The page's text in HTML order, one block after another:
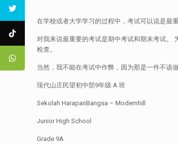
在学校或者大学学习的过程中，考试可以说是最
对我来说最重要的考试是期中考试和期末考试。
检查。
当然，我不能在考试中作弊，因为那是一件不该
现代山庄民望初中部9年级 A 班
Sekolah HarapanBangsa – Modernhill
Junior High School
Grade 9A